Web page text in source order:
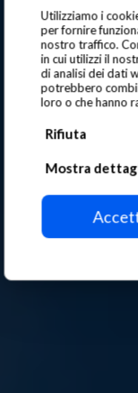
Utilizziamo i
per fornire
nostro traffico.
in cui utilizzi il
di analisi dei dati
potrebbero
loro o che hanno
Rifiuta
Mostra